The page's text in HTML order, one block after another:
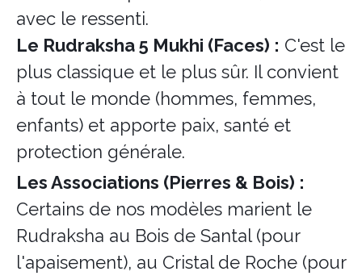
avec le ressenti.
Le Rudraksha 5 Mukhi (Faces) : C'est le
plus classique et le plus sûr. Il convient
à tout le monde (hommes, femmes,
enfants) et apporte paix, santé et
protection générale.
Les Associations (Pierres & Bois) :
Certains de nos modèles marient le
Rudraksha au Bois de Santal (pour
l'apaisement), au Cristal de Roche (pour